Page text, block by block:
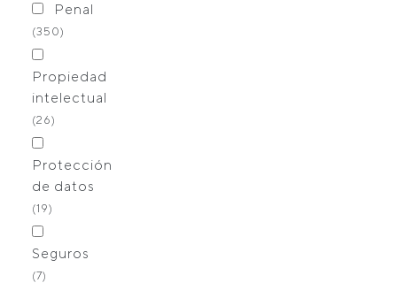
Penal
(350)
Propiedad
intelectual
(26)
Protección
de datos
(19)
Seguros
(7)